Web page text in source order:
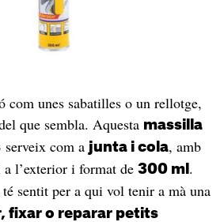
com unes sabatilles o un rellotge,
que sembla. Aquesta massilla
serveix com a junta i cola, amb
l’exterior i format de 300 ml .
sentit per a qui vol tenir a mà una
fixar o reparar petits